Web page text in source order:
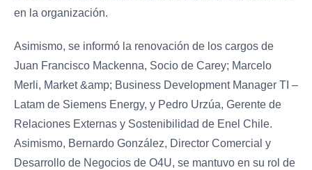
en la organización.
Asimismo, se informó la renovación de los cargos de
Juan Francisco Mackenna, Socio de Carey; Marcelo
Merli, Market &amp; Business Development Manager TI –
Latam de Siemens Energy, y Pedro Urzúa, Gerente de
Relaciones Externas y Sostenibilidad de Enel Chile.
Asimismo, Bernardo González, Director Comercial y
Desarrollo de Negocios de O4U, se mantuvo en su rol de